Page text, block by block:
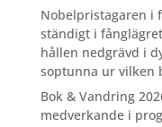
Nobelpristagaren i
ständigt i
hållen nedgrävd i
soptunna ur vilken
Bok & Vandring
medverkande i